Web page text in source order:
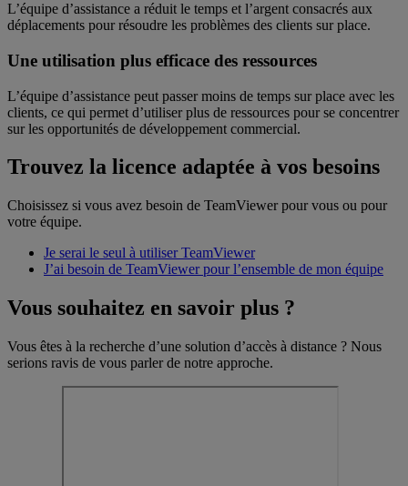
L’équipe d’assistance a réduit le temps et l’argent consacrés aux
déplacements pour résoudre les problèmes des clients sur place.
Une utilisation plus efficace des ressources
L’équipe d’assistance peut passer moins de temps sur place avec les
clients, ce qui permet d’utiliser plus de ressources pour se concentrer
sur les opportunités de développement commercial.
Trouvez la licence adaptée à vos besoins
Choisissez si vous avez besoin de TeamViewer pour vous ou pour
votre équipe.
Je serai le seul à utiliser TeamViewer
J’ai besoin de TeamViewer pour l’ensemble de mon équipe
Vous souhaitez en savoir plus ?
Vous êtes à la recherche d’une solution d’accès à distance ? Nous
serions ravis de vous parler de notre approche.